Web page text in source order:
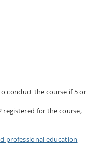
conduct the course if 5 or
registered for the course,
professional education